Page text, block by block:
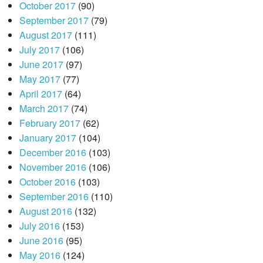
October 2017(90)
September 2017(79)
August 2017(111)
July 2017(106)
June 2017(97)
May 2017(77)
April 2017(64)
March 2017(74)
February 2017(62)
January 2017(104)
December 2016(103)
November 2016(106)
October 2016(103)
September 2016(110)
August 2016(132)
July 2016(153)
June 2016(95)
May 2016(124)